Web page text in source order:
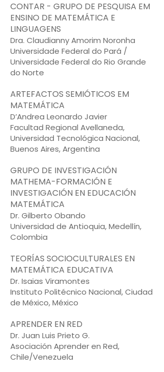
CONTAR - GRUPO DE PESQUISA EM
ENSINO DE MATEMÁTICA E
LINGUAGENS
Dra. Claudianny Amorim Noronha
Universidade Federal do Pará /
Universidade Federal do Rio Grande
do Norte
ARTEFACTOS SEMIÓTICOS EM
MATEMÁTICA
D’Andrea Leonardo Javier
Facultad Regional Avellaneda,
Universidad Tecnológica Nacional,
Buenos Aires, Argentina
GRUPO DE INVESTIGACIÓN
MATHEMA-FORMACIÓN E
INVESTIGACIÓN EN EDUCACIÓN
MATEMÁTICA
Dr. Gilberto Obando
Universidad de Antioquia, Medellín,
Colombia
TEORÍAS SOCIOCULTURALES EN
MATEMÁTICA EDUCATIVA
Dr. Isaias Viramontes
Instituto Politécnico Nacional, Ciudad
de México, México
APRENDER EN RED
Dr. Juan Luis Prieto G.
Asociación Aprender en Red,
Chile/Venezuela